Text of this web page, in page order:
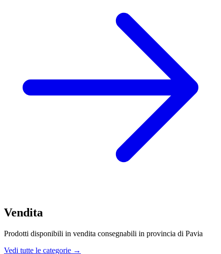
Vendita
Prodotti disponibili in vendita consegnabili in provincia di Pavia
Vedi tutte le categorie →